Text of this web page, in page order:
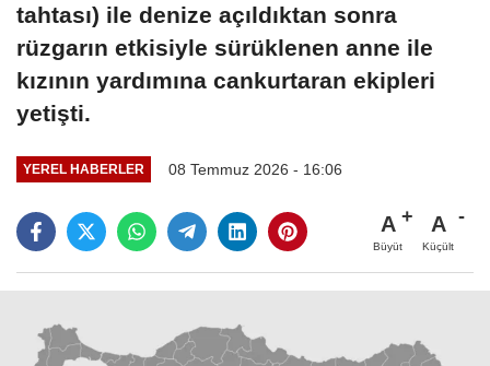
tahtası) ile denize açıldıktan sonra
rüzgarın etkisiyle sürüklenen anne ile
kızının yardımına cankurtaran ekipleri
yetişti.
YEREL HABERLER 08 Temmuz 2026 - 16:06
A
Büyüt
A
Küçült